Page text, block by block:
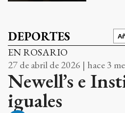
DEPORTES
EN ROSARIO
27 de abril de 2026 | hace 3
Newell’s e
iguales